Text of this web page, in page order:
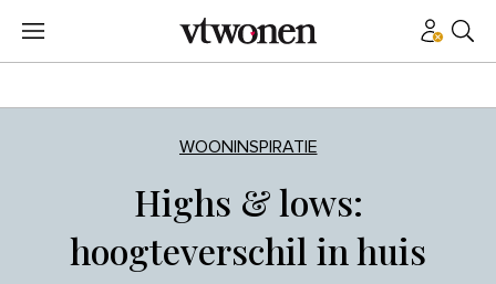
WOONINSPIRATIE
Highs & lows:
hoogteverschil in huis